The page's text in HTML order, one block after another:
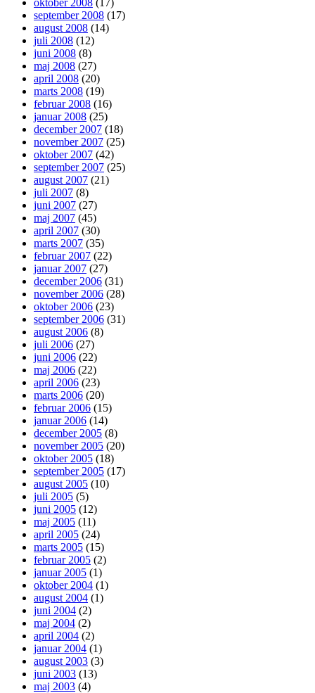
september 2008 (17)
august 2008 (14)
juli 2008 (12)
juni 2008 (8)
maj 2008 (27)
april 2008 (20)
marts 2008 (19)
februar 2008 (16)
januar 2008 (25)
december 2007 (18)
november 2007 (25)
oktober 2007 (42)
september 2007 (25)
august 2007 (21)
juli 2007 (8)
juni 2007 (27)
maj 2007 (45)
april 2007 (30)
marts 2007 (35)
februar 2007 (22)
januar 2007 (27)
december 2006 (31)
november 2006 (28)
oktober 2006 (23)
september 2006 (31)
august 2006 (8)
juli 2006 (27)
juni 2006 (22)
maj 2006 (22)
april 2006 (23)
marts 2006 (20)
februar 2006 (15)
januar 2006 (14)
december 2005 (8)
november 2005 (20)
oktober 2005 (18)
september 2005 (17)
august 2005 (10)
juli 2005 (5)
juni 2005 (12)
maj 2005 (11)
april 2005 (24)
marts 2005 (15)
februar 2005 (2)
januar 2005 (1)
oktober 2004 (1)
august 2004 (1)
juni 2004 (2)
maj 2004 (2)
april 2004 (2)
januar 2004 (1)
august 2003 (3)
juni 2003 (13)
maj 2003 (4)